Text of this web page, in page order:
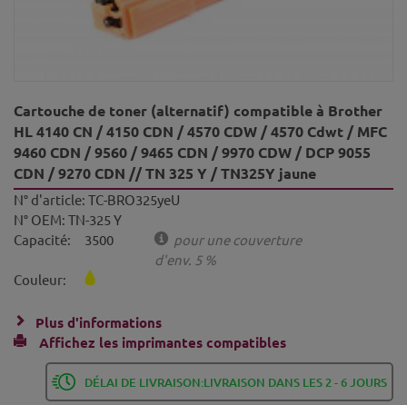
Cartouche de toner (alternatif) compatible à Brother
HL 4140 CN / 4150 CDN / 4570 CDW / 4570 Cdwt / MFC
9460 CDN / 9560 / 9465 CDN / 9970 CDW / DCP 9055
CDN / 9270 CDN // TN 325 Y / TN325Y jaune
N° d'article: TC-BRO325yeU
N° OEM: TN-325 Y
Capacité:
3500
pour une couverture
d'env. 5 %
Couleur:
Plus d'informations
Affichez les imprimantes compatibles
DÉLAI DE LIVRAISON:LIVRAISON DANS LES 2 - 6 JOURS